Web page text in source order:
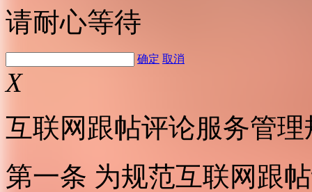
请耐心等待
确定 取消
X
互联网跟帖评论服务管理
第一条 为规范互联网跟